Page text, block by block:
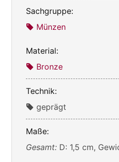
Sachgruppe:
Münzen
Material:
Bronze
Technik:
geprägt
Maße:
Gesamt: D: 1,5 cm,